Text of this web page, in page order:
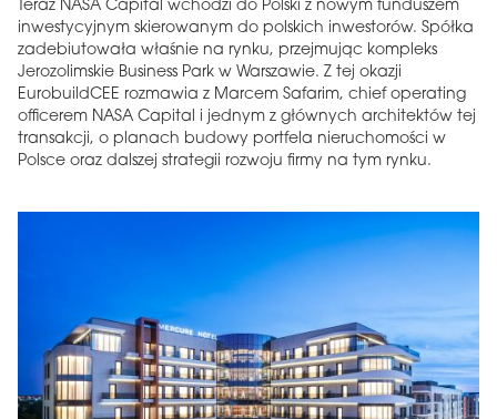
Teraz NASA Capital wchodzi do Polski z nowym funduszem
inwestycyjnym skierowanym do polskich inwestorów. Spółka
zadebiutowała właśnie na rynku, przejmując kompleks
Jerozolimskie Business Park w Warszawie. Z tej okazji
EurobuildCEE rozmawia z Marcem Safarim, chief operating
officerem NASA Capital i jednym z głównych architektów tej
transakcji, o planach budowy portfela nieruchomości w
Polsce oraz dalszej strategii rozwoju firmy na tym rynku.